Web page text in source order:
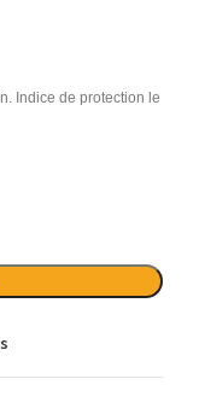
Indice de protection le